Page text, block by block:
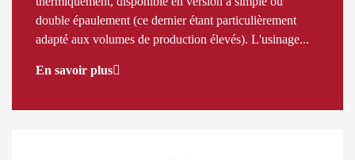
double épaulement (ce dernier étant particulièrement
adapté aux volumes de production élevés). L'usinage...
En savoir plus